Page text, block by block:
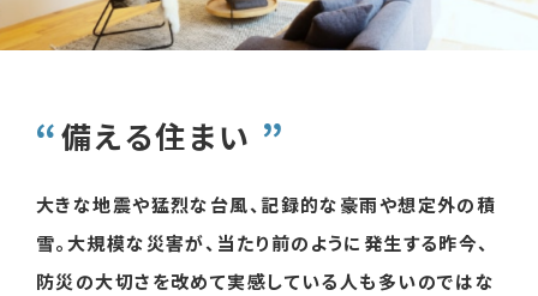
備える住まい
大きな地震や猛烈な台風、記録的な豪雨や想定外の積
雪。大規模な災害が、当たり前のように発生する昨今、
防災の大切さを改めて実感している人も多いのではな